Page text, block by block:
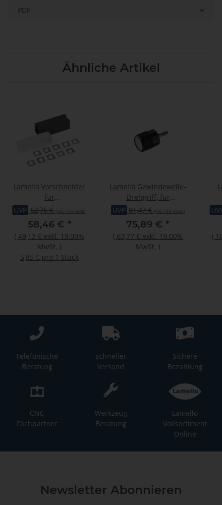
PDF
Ähnliche Artikel
Lamello Vorschneider
für
Wendeschneidenfräser
4 mm, 10 Stück, passend
zu Art.Nr. 132130
UVP 62,76 € (inkl. 19% MwSt.)
58,46 € *
( 49,13 € exkl. 19.00%
MwSt. )
5,85 € pro 1 Stück
Lamello Gewindewelle-
Drehgriff, für
Patchmaker
UVP 81,47 € (inkl. 19% MwSt.)
75,89 € *
( 63,77 € exkl. 19.00%
MwSt. )
(
Telefonische
Beratung
schneller
Versand
Sichere
Bezahlung
CNC
Fachpartner
Werkzeug
Beratung
Lamello
Vollsortiment
Online
Newsletter Abonnieren